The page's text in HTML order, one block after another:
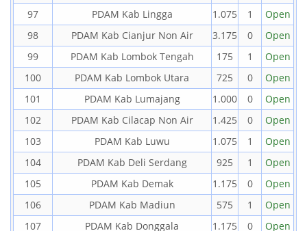
97
PDAM Kab Lingga 1.075 1
Open
98
PDAM Kab Cianjur Non Air 3.175 0
Open
99
PDAM Kab Lombok Tengah 175 1
Open
100
PDAM Kab Lombok Utara 725 0
Open
101
PDAM Kab Lumajang 1.000 0
Open
102
PDAM Kab Cilacap Non Air 1.425 0
Open
103
PDAM Kab Luwu 1.075 1
Open
104
PDAM Kab Deli Serdang 925 1
Open
105
PDAM Kab Demak 1.175 0
Open
106
PDAM Kab Madiun 575 1
Open
107
PDAM Kab Donggala 1.175 0 Open